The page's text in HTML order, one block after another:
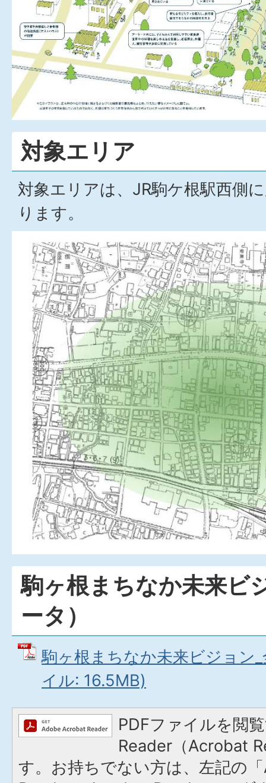
対象エリア
対象エリアは、JR駒ケ根駅西側
ります。
駒ヶ根まちなか未来ビ
ータ）
駒ヶ根まちなか未来ビジョン
イル: 16.5MB)
PDFファイルを閲
Reader（Acrobat
す。お持ちでない方は、左記の